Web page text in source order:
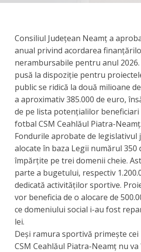
Consiliul Județean Neamț a
anual privind acordarea
nerambursabile pentru anul
pusă la dispoziție pentru
public se ridică la două milioane
a aproximativ 385.000 de euro,
de pe lista potențialilor beneficiari
fotbal CSM Ceahlăul Piatra-Neamț.
Fondurile aprobate de legislativul
alocate în baza Legii numărul 350
împărțite pe trei domenii cheie.
parte a bugetului, respectiv
dedicată activităților sportive.
vor beneficia de o alocare de
ce domeniului social i-au fost
lei.
​Deși ramura sportivă primește
CSM Ceahlăul Piatra-Neamț nu va